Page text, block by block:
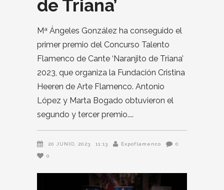
de Triana’
Mª Ángeles González ha conseguido el
primer premio del Concurso Talento
Flamenco de Cante ‘Naranjito de Triana’
2023, que organiza la Fundación Cristina
Heeren de Arte Flamenco. Antonio
López y Marta Bogado obtuvieron el
segundo y tercer premio.
20 JUNIO, 2023 11:13 Expoflamenco 0
0